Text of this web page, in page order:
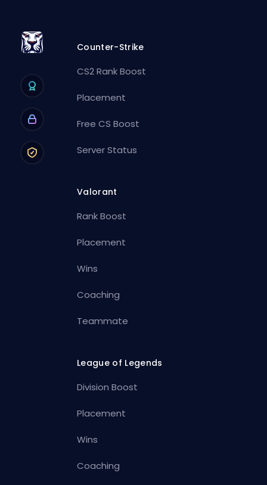
Counter-Strike
CS2 Rank Boost
Placement
Free CS Boost
Server Status
Valorant
Rank Boost
Placement
Wins
Coaching
Teammate
League of Legends
Division Boost
Placement
Wins
Coaching